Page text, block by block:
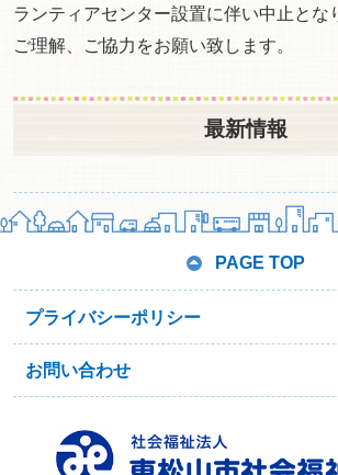
ランティアセンター設置に伴い中止とな
ご理解、ご協力をお願い致します。
最新情報
PAGE TOP
プライバシーポリシー
お問い合わせ